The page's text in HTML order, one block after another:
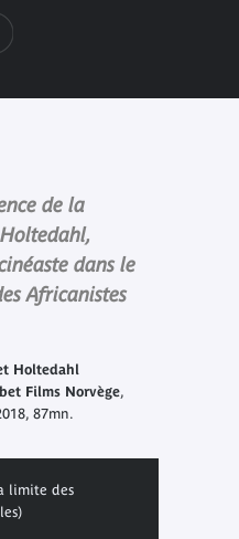
de la
dans le
Africanistes
Holtedahl
Films Norvège,
87mn.
limite des